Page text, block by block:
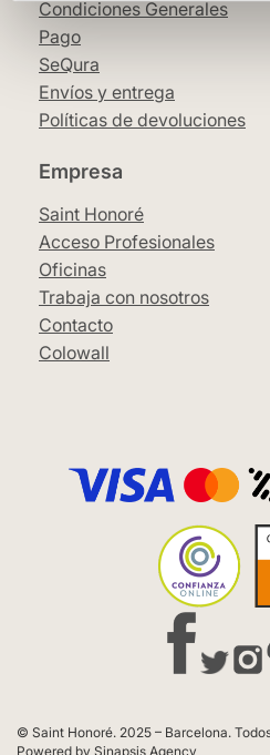
© Saint Honoré. 2025 – Barcelona.
Powered by Sinapsis Agency
Condiciones Generales
Pago
SeQura
Envíos y entrega
Políticas de devoluciones
Empresa
Saint Honoré
Acceso Profesionales
Oficinas
Trabaja con nosotros
Contacto
Colowall